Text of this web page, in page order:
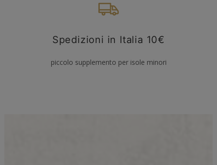
Spedizioni in Italia 10€
piccolo supplemento per isole minori